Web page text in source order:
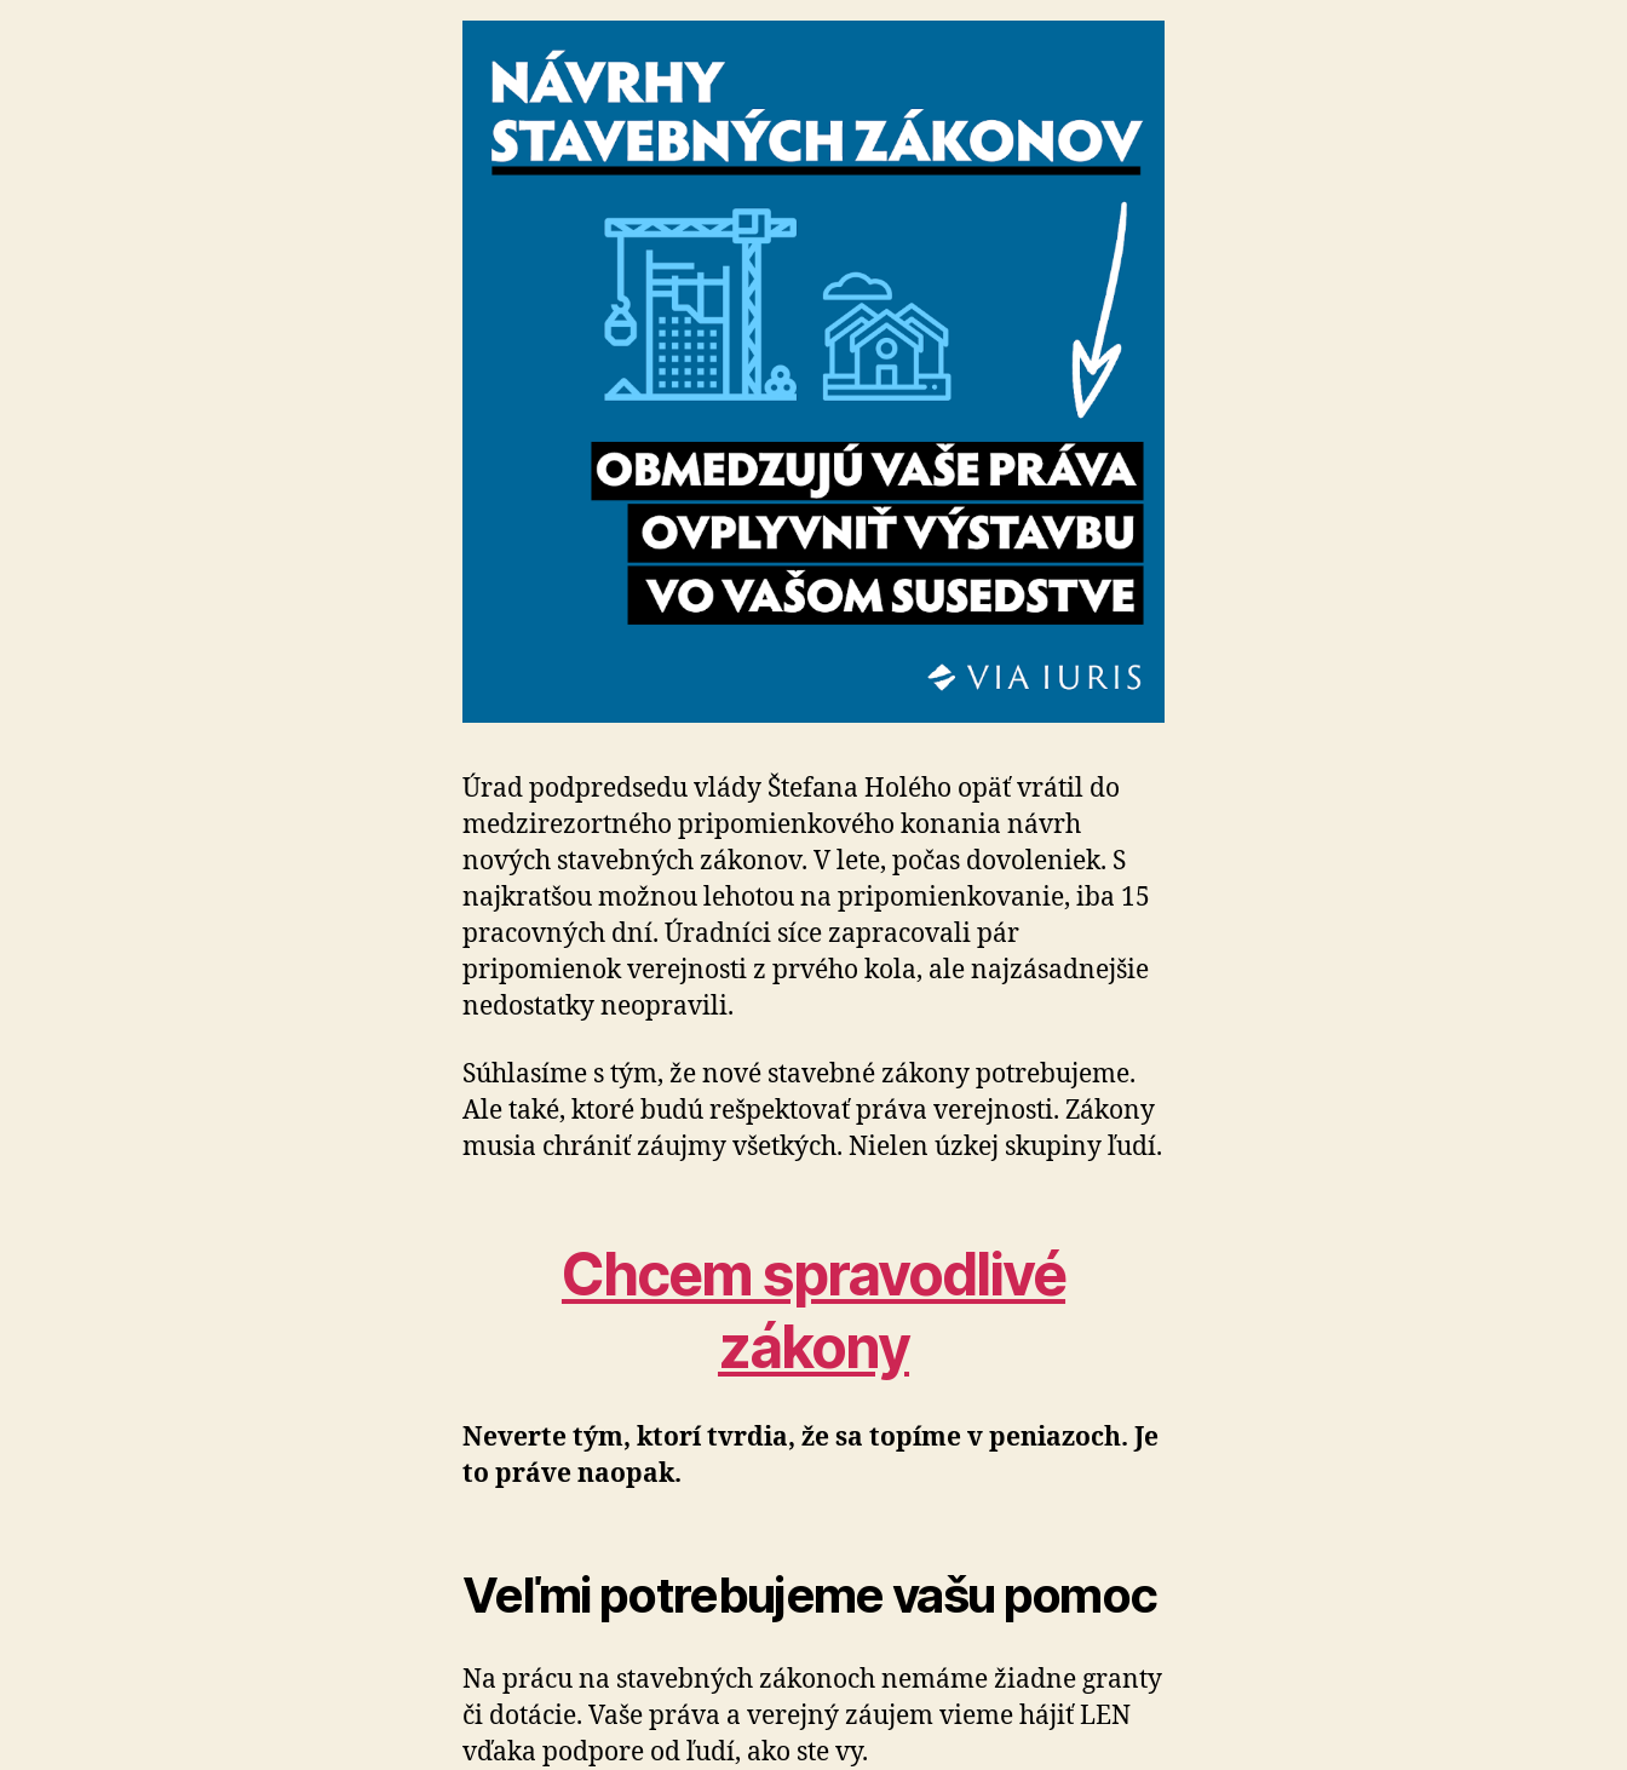
Úrad podpredsedu vlády Štefana Holého opäť vrátil do
medzirezortného pripomienkového konania návrh
nových stavebných zákonov. V lete, počas dovoleniek. S
najkratšou možnou lehotou na pripomienkovanie, iba 15
pracovných dní. Úradníci síce zapracovali pár
pripomienok verejnosti z prvého kola, ale najzásadnejšie
nedostatky neopravili.
Súhlasíme s tým, že nové stavebné zákony potrebujeme.
Ale také, ktoré budú rešpektovať práva verejnosti. Zákony
musia chrániť záujmy všetkých. Nielen úzkej skupiny ľudí.
Chcem spravodlivé
zákony
Neverte tým, ktorí tvrdia, že sa topíme v peniazoch. Je
to práve naopak.
Veľmi potrebujeme vašu pomoc
Na prácu na stavebných zákonoch nemáme žiadne granty
či dotácie. Vaše práva a verejný záujem vieme hájiť LEN
vďaka podpore od ľudí, ako ste vy.